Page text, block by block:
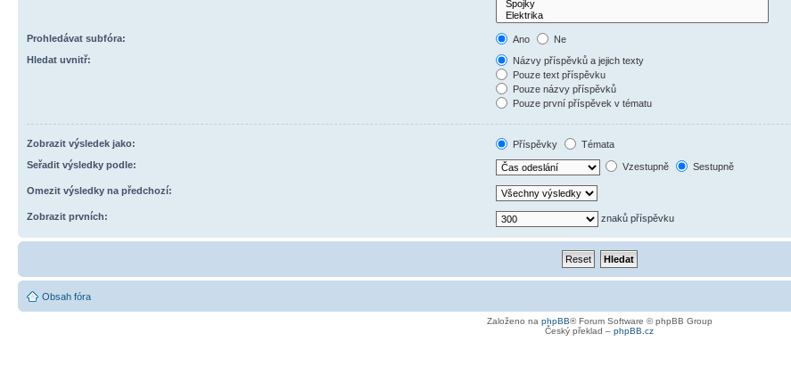
Prohledávat subfóra: Ano
Ne
Hledat uvnitř:
Názvy příspěvků a jejich texty
Pouze text příspěvku
Pouze názvy příspěvků
Pouze první příspěvek v tématu
Zobrazit výsledek jako: Příspěvky
Témata
Seřadit výsledky podle:
Vzestupně Sestupně
Omezit výsledky na předchozí:
Zobrazit prvních: znaků příspěvku
Obsah fóra
Založeno na phpBB® Forum Software © phpBB Group
Český překlad – phpBB.cz